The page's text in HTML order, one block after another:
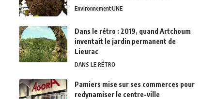
EnvironnementUNE
Dans le rétro : 2019, quand Artchoum
inventait le jardin permanent de
Lieurac
DANS LE RÉTRO
Pamiers mise sur ses commerces pour
redynamiser le centre-ville